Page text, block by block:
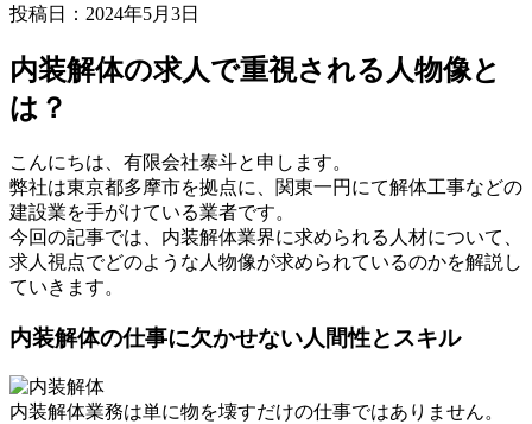
投稿日：2024年5月3日
内装解体の求人で重視される人物像と
は？
こんにちは、有限会社泰斗と申します。
弊社は東京都多摩市を拠点に、関東一円にて解体工事などの
建設業を手がけている業者です。
今回の記事では、内装解体業界に求められる人材について、
求人視点でどのような人物像が求められているのかを解説し
ていきます。
内装解体の仕事に欠かせない人間性とスキル
内装解体業務は単に物を壊すだけの仕事ではありません。